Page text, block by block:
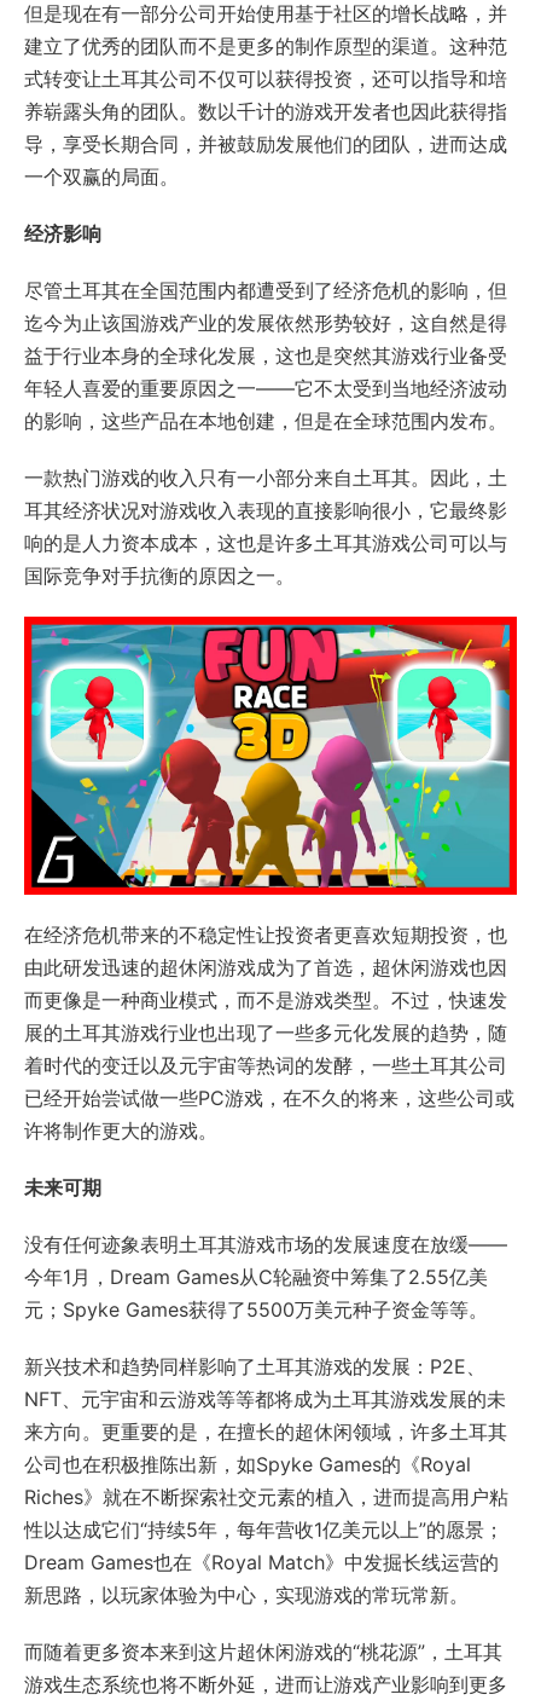
但是现在有一部分公司开始使用基于社区的增长战略，并
建立了优秀的团队而不是更多的制作原型的渠道。这种范
式转变让土耳其公司不仅可以获得投资，还可以指导和培
养崭露头角的团队。数以千计的游戏开发者也因此获得指
导，享受长期合同，并被鼓励发展他们的团队，进而达成
一个双赢的局面。
经济影响
尽管土耳其在全国范围内都遭受到了经济危机的影响，但
迄今为止该国游戏产业的发展依然形势较好，这自然是得
益于行业本身的全球化发展，这也是突然其游戏行业备受
年轻人喜爱的重要原因之一——它不太受到当地经济波动
的影响，这些产品在本地创建，但是在全球范围内发布。
一款热门游戏的收入只有一小部分来自土耳其。因此，土
耳其经济状况对游戏收入表现的直接影响很小，它最终影
响的是人力资本成本，这也是许多土耳其游戏公司可以与
国际竞争对手抗衡的原因之一。
在经济危机带来的不稳定性让投资者更喜欢短期投资，也
由此研发迅速的超休闲游戏成为了首选，超休闲游戏也因
而更像是一种商业模式，而不是游戏类型。不过，快速发
展的土耳其游戏行业也出现了一些多元化发展的趋势，随
着时代的变迁以及元宇宙等热词的发酵，一些土耳其公司
已经开始尝试做一些PC游戏，在不久的将来，这些公司或
许将制作更大的游戏。
未来可期
没有任何迹象表明土耳其游戏市场的发展速度在放缓——
今年1月，Dream Games从C轮融资中筹集了2.55亿美
元；Spyke Games获得了5500万美元种子资金等等。
新兴技术和趋势同样影响了土耳其游戏的发展：P2E、
NFT、元宇宙和云游戏等等都将成为土耳其游戏发展的未
来方向。更重要的是，在擅长的超休闲领域，许多土耳其
公司也在积极推陈出新，如Spyke Games的《Royal
Riches》就在不断探索社交元素的植入，进而提高用户粘
性以达成它们“持续5年，每年营收1亿美元以上”的愿景；
Dream Games也在《Royal Match》中发掘长线运营的
新思路，以玩家体验为中心，实现游戏的常玩常新。
而随着更多资本来到这片超休闲游戏的“桃花源”，土耳其
游戏生态系统也将不断外延，进而让游戏产业影响到更多